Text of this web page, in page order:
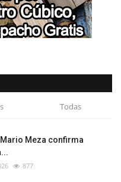
Todas
Meza confirma
877